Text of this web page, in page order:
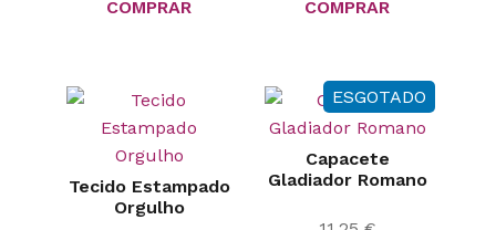
COMPRAR
COMPRAR
Tecido Estampado
Orgulho
ESGOTADO
Capacete
Gladiador Romano